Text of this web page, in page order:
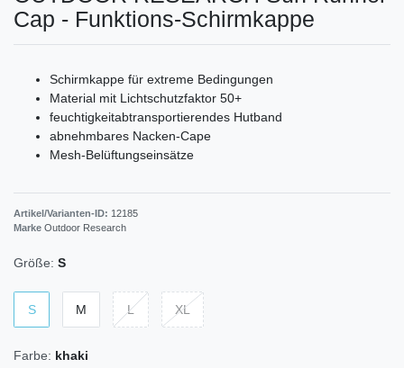
Cap - Funktions-Schirmkappe
Schirmkappe für extreme Bedingungen
Material mit Lichtschutzfaktor 50+
feuchtigkeitabtransportierendes Hutband
abnehmbares Nacken-Cape
Mesh-Belüftungseinsätze
Artikel/Varianten-ID: 12185
Marke Outdoor Research
Größe: S
S M L XL
Farbe: khaki